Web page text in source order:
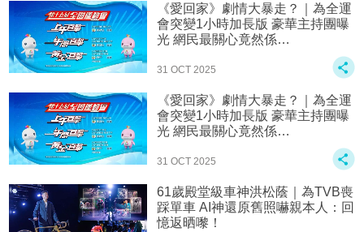
《愛回家》劇情大暴走？｜為全運
會突變1小時加長版 豪華主持團曝
光 網民最關心竟然係…
31 OCT 2025
《愛回家》劇情大暴走？｜為全運
會突變1小時加長版 豪華主持團曝
光 網民最關心竟然係…
31 OCT 2025
61歲殿堂級車神洪松蔭｜為TVB喪
踩單車 AI神還原舊照嚇親本人：回
憶返晒嚟！